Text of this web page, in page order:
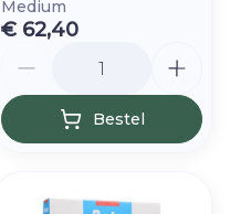
Medium
€ 62,40
Bestel